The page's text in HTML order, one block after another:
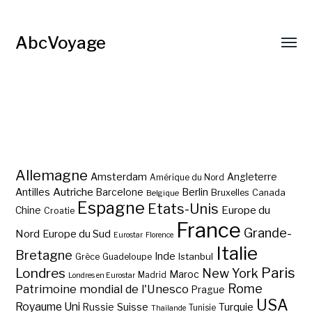
AbcVoyage
Allemagne Amsterdam Amérique du Nord Angleterre
Antilles Autriche Barcelone Belgique Berlin Bruxelles Canada
Chine Croatie Espagne Etats-Unis Europe du
Nord Europe du Sud Eurostar Florence France Grande-
Bretagne Grèce Guadeloupe Inde Istanbul Italie
Londres Londres en Eurostar Madrid Maroc New York Paris
Patrimoine mondial de l'Unesco Prague Rome
Royaume Uni Russie Suisse Thaïlande Tunisie Turquie USA